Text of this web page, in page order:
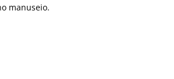
manuseio.